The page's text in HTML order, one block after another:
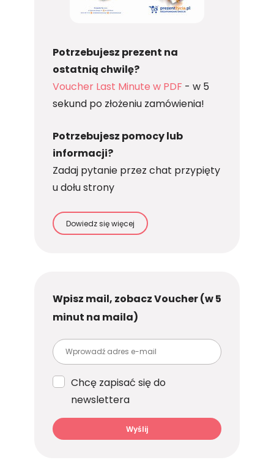
Potrzebujesz prezent na
ostatnią chwilę?
Voucher Last Minute w PDF - w 5
sekund po złożeniu zamówienia!
Potrzebujesz pomocy lub
informacji?
Zadaj pytanie przez chat przypięty
u dołu strony
Dowiedz się więcej
Wpisz mail, zobacz Voucher (w 5
minut na maila)
Chcę zapisać się do
newslettera
Wyślij